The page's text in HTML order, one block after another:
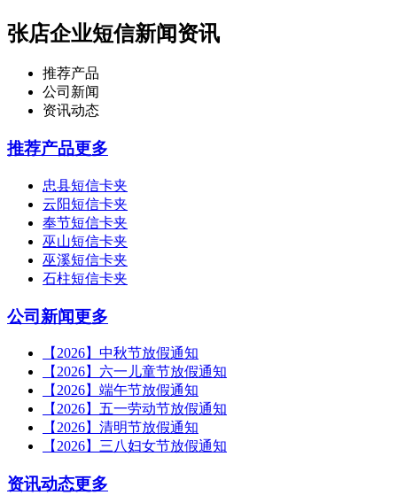
张店企业短信新闻资讯
推荐产品
公司新闻
资讯动态
推荐产品更多
忠县短信卡夹
云阳短信卡夹
奉节短信卡夹
巫山短信卡夹
巫溪短信卡夹
石柱短信卡夹
公司新闻更多
【2026】中秋节放假通知
【2026】六一儿童节放假通知
【2026】端午节放假通知
【2026】五一劳动节放假通知
【2026】清明节放假通知
【2026】三八妇女节放假通知
资讯动态更多